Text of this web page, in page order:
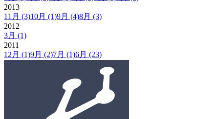
2013
11月 (3)10月 (1)9月 (4)8月 (3)
2012
3月 (1)
2011
12月 (1)9月 (2)7月 (1)6月 (23)